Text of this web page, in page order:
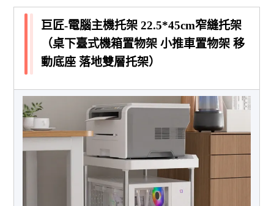
巨匠-電腦主機托架 22.5*45cm窄縫托架
（桌下臺式機箱置物架 小推車置物架 移
動底座 落地雙層托架）